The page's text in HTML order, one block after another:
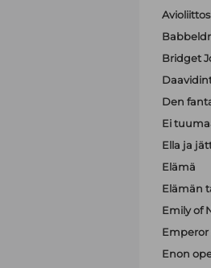
Bridget
Den
Ei
Ella ja
Elämä
Elämän
Emily of
Emperor
Enon